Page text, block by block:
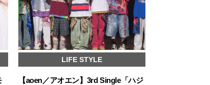
LIFE STYLE
【aoen／アオエン】3rd Single「ハジ